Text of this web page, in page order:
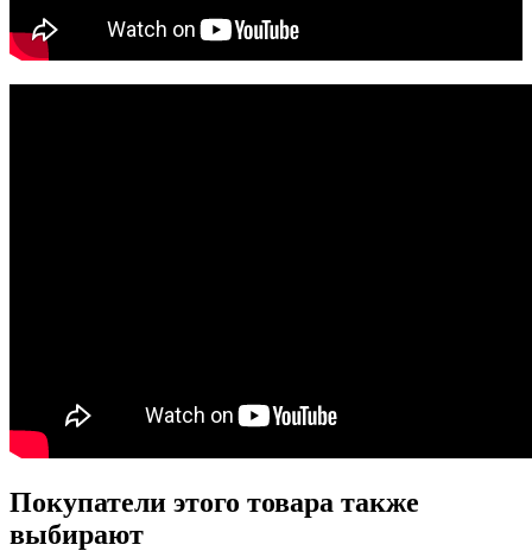
Покупатели этого товара также
выбирают